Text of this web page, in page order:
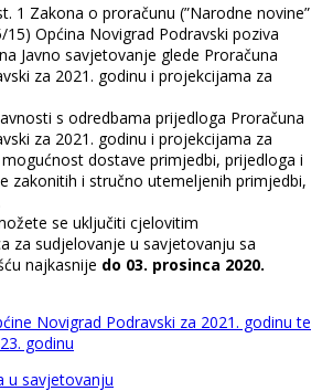
1 Zakona o proračunu (”Narodne novine”
Općina Novigrad Podravski poziva
Javno savjetovanje glede Proračuna
za 2021. godinu i projekcijama za
s odredbama prijedloga Proračuna
za 2021. godinu i projekcijama za
dostave primjedbi, prijedloga i
zakonitih i stručno utemeljenih primjedbi,
se uključiti cjelovitim
za sudjelovanje u savjetovanju sa
najkasnije do 03. prosinca 2020.
Novigrad Podravski za 2021. godinu te
godinu
u savjetovanju